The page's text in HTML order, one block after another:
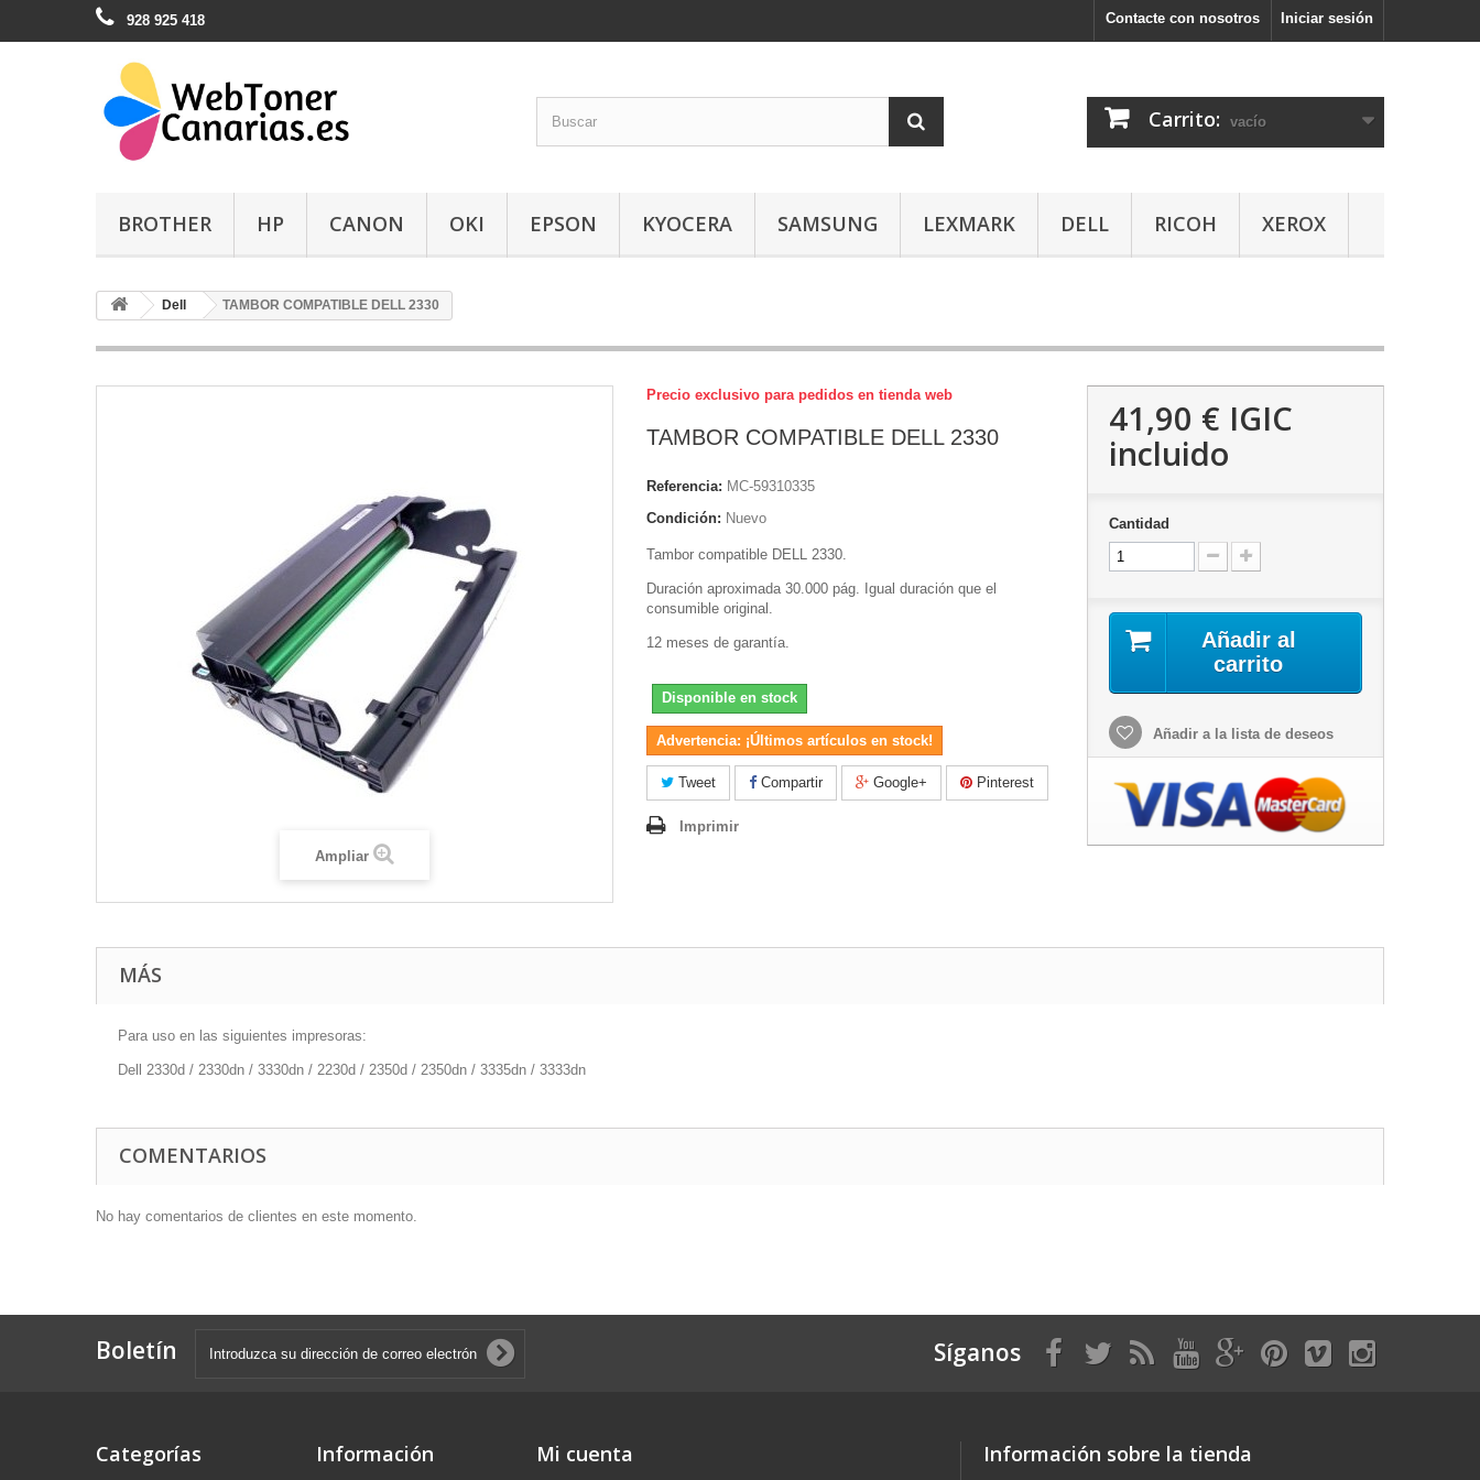
Iniciar sesión
Contacte con nosotros
928 925 418
Carrito: vacío
BROTHER HP CANON OKI EPSON KYOCERA SAMSUNG LEXMARK DELL RICOH XEROX
Dell TAMBOR COMPATIBLE DELL 2330
Ampliar
Precio exclusivo para pedidos en tienda web
TAMBOR COMPATIBLE DELL 2330
Referencia: MC-59310335
Condición: Nuevo
Tambor compatible DELL 2330.
Duración aproximada 30.000 pág. Igual duración que el
consumible original.
12 meses de garantía.
Disponible en stock
Advertencia: ¡Últimos artículos en stock!
Tweet Compartir Google+ Pinterest
Imprimir
41,90 € IGIC
incluido
Cantidad
Añadir al
carrito
Añadir a la lista de deseos
MÁS
Para uso en las siguientes impresoras:
Dell 2330d / 2330dn / 3330dn / 2230d / 2350d / 2350dn / 3335dn / 3333dn
COMENTARIOS
No hay comentarios de clientes en este momento.
Boletín Síganos
Categorías Información Mi cuenta Información sobre la tienda